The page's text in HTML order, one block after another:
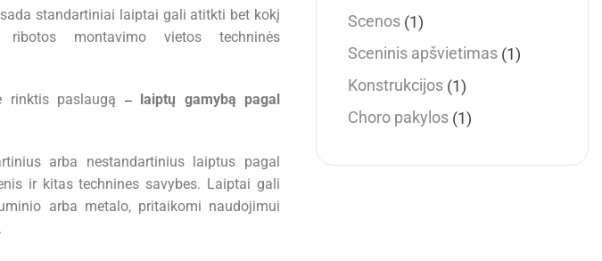
standartiniai laiptai gali atitkti bet kokį
ribotos montavimo vietos techninės
rinktis paslaugą – laiptų gamybą pagal
arba nestandartinius laiptus pagal
ir kitas technines savybes. Laiptai gali
arba metalo, pritaikomi naudojimui
Scenos (1)
Sceninis apšvietimas (1)
Konstrukcijos (1)
Choro pakylos (1)